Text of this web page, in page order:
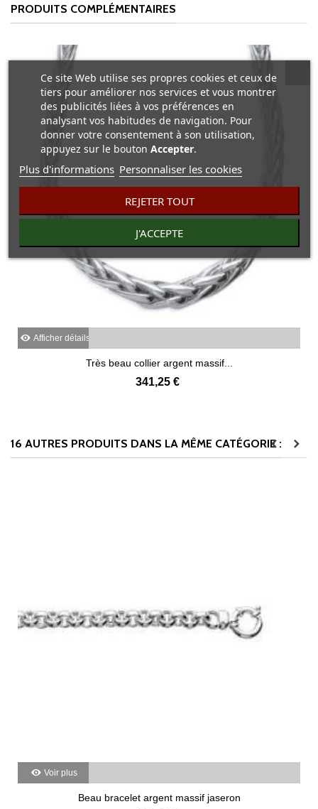
PRODUITS COMPLÉMENTAIRES
Afficher détails
Très beau collier argent massif...
341,25 €
16 AUTRES PRODUITS DANS LA MÊME CATÉGORIE :
Voir plus
Beau bracelet argent massif jaseron
Ce site Web utilise ses propres cookies et ceux de
tiers pour améliorer nos services et vous montrer
des publicités liées à vos préférences en
analysant vos habitudes de navigation. Pour
donner votre consentement à son utilisation,
appuyez sur le bouton Accepter.
Plus d'informations Personnaliser les cookies
REJETER TOUT
J'ACCEPTE